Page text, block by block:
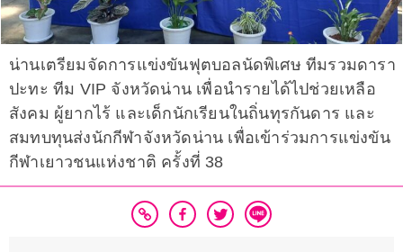
น่านเตรียมจัดการแข่งขันฟุตบอลนัดพิเศษ ทีมรวมดารา
ปะทะ ทีม VIP จังหวัดน่าน เพื่อนำรายได้ไปช่วยเหลือ
สังคม ผู้ยากไร้ และเด็กนักเรียนในถิ่นทุรกันดาร และ
สมทบทุนส่งนักกีฬาจังหวัดน่าน เพื่อเข้าร่วมการแข่งขัน
กีฬาเยาวชนแห่งชาติ ครั้งที่ 38